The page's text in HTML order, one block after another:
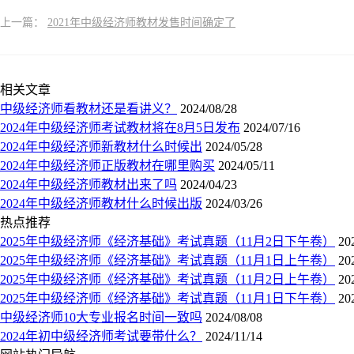
上一篇： 2021年中级经济师教材发售时间确定了
相关文章
中级经济师看教材还是看讲义？
2024/08/28
2024年中级经济师考试教材将在8月5日发布 2024/07/16
2024年中级经济师新教材什么时候出 2024/05/28
2024年中级经济师正版教材在哪里购买 2024/05/11
2024年中级经济师教材出来了吗 2024/04/23
2024年中级经济师教材什么时候出版 2024/03/26
热点推荐
2025年中级经济师《经济基础》考试真题（11月2日下午卷）
2025年中级经济师《经济基础》考试真题（11月1日上午卷）
2025年中级经济师《经济基础》考试真题（11月2日上午卷）
2025年中级经济师《经济基础》考试真题（11月1日下午卷）
中级经济师10大专业报名时间一致吗 2024/08/08
2024年初中级经济师考试要带什么？
2024/11/14